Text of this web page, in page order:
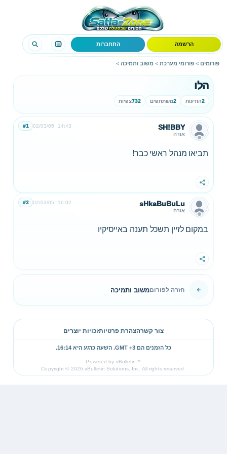
הרשמה התחברות
פורומים > פורומי מערכת > משוב ותמיכה >
הלו
2הודעות 2משתתפים 732צפיות
SH!BBY
אורח
02/03/05 14:43
#1
תביאו מנהל ראשי כבר!
שתף
sHkaBuBuLu
אורח
02/03/05 16:02
#2
במקום לזיין תשכל תענה באייסיקיו
שתף
חזרה לפורוםמשוב ותמיכה
צור קשרהצהרת פרטיותזכויות יוצרים
כל הזמנים הם GMT +3. השעה כרגע היא 16:14
.
Powered by vBulletin™
Copyright © 2026 vBulletin Solutions, Inc. All rights reserved.